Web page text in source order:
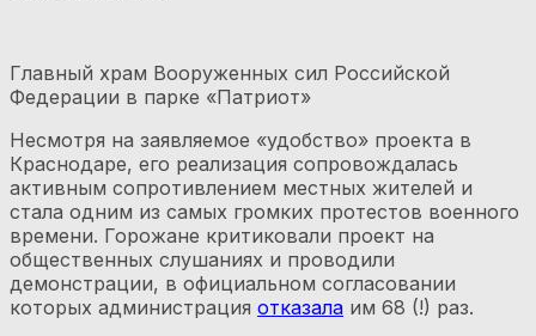
Главный храм Вооруженных сил Российской
Федерации в парке «Патриот»
Несмотря на заявляемое «удобство» проекта в
Краснодаре, его реализация сопровождалась
активным сопротивлением местных жителей и
стала одним из самых громких протестов военного
времени. Горожане критиковали проект на
общественных слушаниях и проводили
демонстрации, в официальном согласовании
которых администрация отказала им 68 (!) раз.